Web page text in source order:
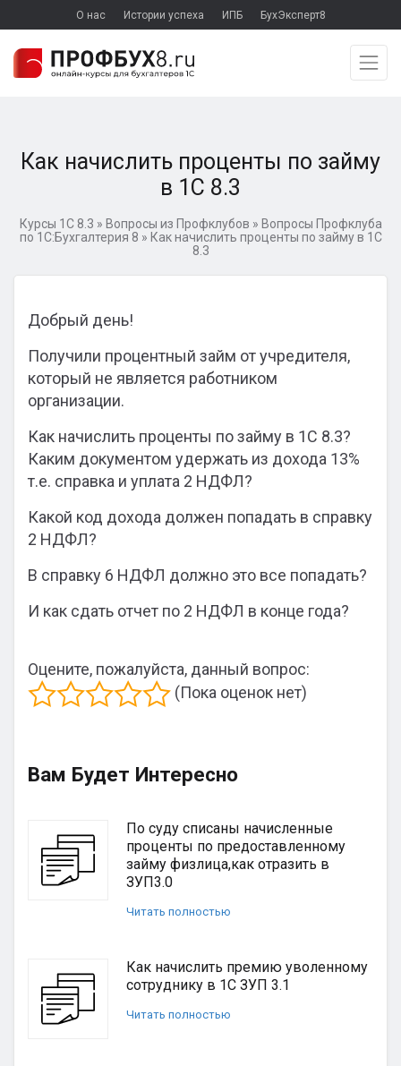
О нас Истории успеха ИПБ БухЭксперт8
Как начислить проценты по займу
в 1С 8.3
Курсы 1С 8.3 » Вопросы из Профклубов » Вопросы Профклуба
по 1С:Бухгалтерия 8 » Как начислить проценты по займу в 1С
8.3
Добрый день!
Получили процентный займ от учредителя,
который не является работником
организации.
Как начислить проценты по займу в 1С 8.3?
Каким документом удержать из дохода 13%
т.е. справка и уплата 2 НДФЛ?
Какой код дохода должен попадать в справку
2 НДФЛ?
В справку 6 НДФЛ должно это все попадать?
И как сдать отчет по 2 НДФЛ в конце года?
Оцените, пожалуйста, данный вопрос:
(Пока оценок нет)
Вам Будет Интересно
По суду списаны начисленные
проценты по предоставленному
займу физлица,как отразить в
ЗУП3.0
Читать полностью
Как начислить премию уволенному
сотруднику в 1С ЗУП 3.1
Читать полностью